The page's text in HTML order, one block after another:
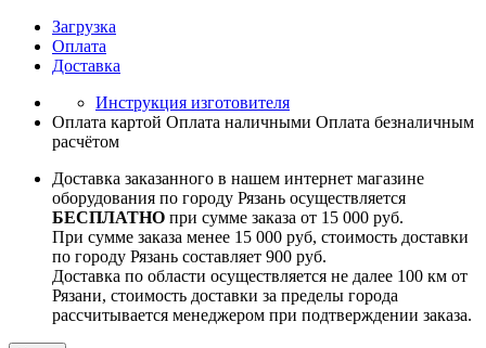
Загрузка
Оплата
Доставка
Инструкция изготовителя
Оплата картой Оплата наличными Оплата безналичным
расчётом
Доставка заказанного в нашем интернет магазине
оборудования по городу Рязань осуществляется
БЕСПЛАТНО при сумме заказа от 15 000 руб.
При сумме заказа менее 15 000 руб, стоимость доставки
по городу Рязань составляет 900 руб.
Доставка по области осуществляется не далее 100 км от
Рязани, стоимость доставки за пределы города
рассчитывается менеджером при подтверждении заказа.